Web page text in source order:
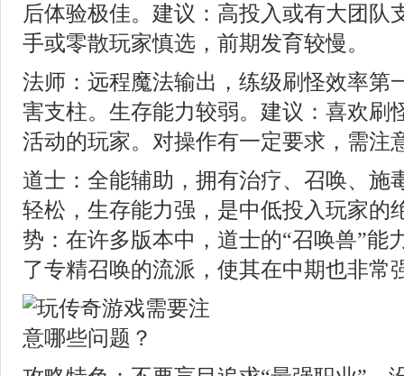
后体验极佳。建议：高投入或有大团队
手或零散玩家慎选，前期发育较慢。
法师：远程魔法输出，练级刷怪效率第
害支柱。生存能力较弱。建议：喜欢刷
活动的玩家。对操作有一定要求，需注
道士：全能辅助，拥有治疗、召唤、施
轻松，生存能力强，是中低投入玩家的
势：在许多版本中，道士的“召唤兽”能
了专精召唤的流派，使其在中期也非常